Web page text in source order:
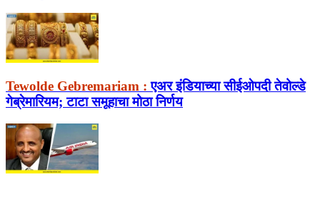
Tewolde Gebremariam : एअर इंडियाच्या सीईओपदी तेवोल्डे
गेब्रेमारियम; टाटा समूहाचा मोठा निर्णय